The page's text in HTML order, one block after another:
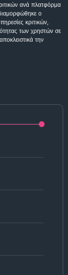
ανά πλατφόρμα
ο
κριτικών,
των χρηστών σε
την